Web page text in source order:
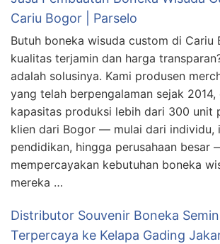
Cariu Bogor | Parselo
Butuh boneka wisuda custom di Cariu
kualitas terjamin dan harga
adalah solusinya. Kami produsen
yang telah berpengalaman sejak 2014,
kapasitas produksi lebih dari 300 unit
klien dari Bogor — mulai dari individu,
pendidikan, hingga perusahaan besar
mempercayakan kebutuhan boneka
mereka …
Distributor Souvenir Boneka
Terpercaya ke Kelapa Gading